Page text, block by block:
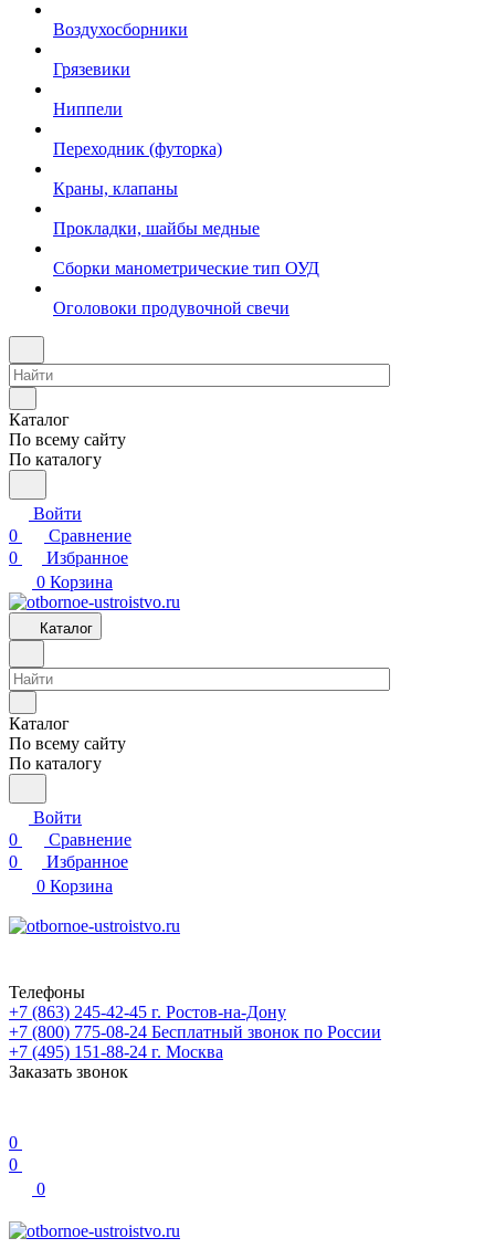
Воздухосборники
Грязевики
Ниппели
Переходник (футорка)
Краны, клапаны
Прокладки, шайбы медные
Сборки манометрические тип ОУД
Оголовоки продувочной свечи
Каталог
По всему сайту
По каталогу
Войти
0
Сравнение
0
Избранное
0 Корзина
Каталог
Каталог
По всему сайту
По каталогу
Войти
0
Сравнение
0
Избранное
0 Корзина
Телефоны
+7 (863) 245-42-45 г. Ростов-на-Дону
+7 (800) 775-08-24 Бесплатный звонок по России
+7 (495) 151-88-24 г. Москва
Заказать звонок
0
0
0